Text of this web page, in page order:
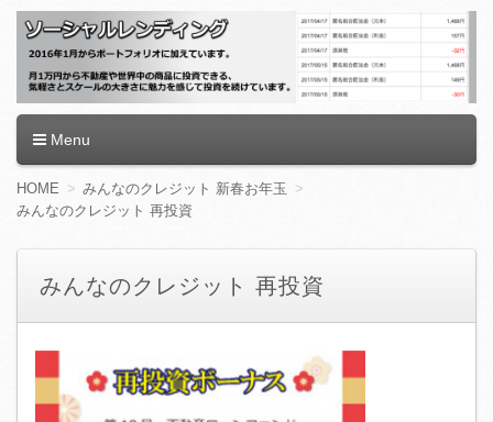
ソーシャルレンディング
Menu
コ
ン
へ
HOME
みんなのクレジット 新春お年玉
みんなのクレジット 再投資
みんなのクレジット 再投資